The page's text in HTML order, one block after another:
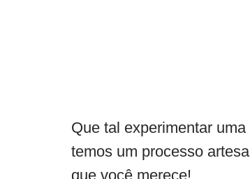
Que tal experimentar
temos um processo
que você merece!